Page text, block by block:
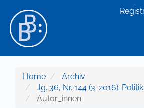
Hauptinhalt
Sidebar
Home
Archiv
Jg. 36, Nr. 144 (3-2016):
Autor_innen